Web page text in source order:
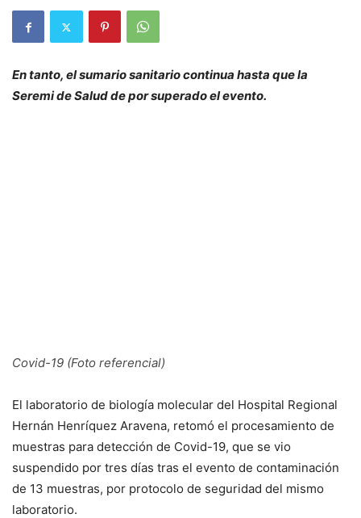
En tanto, el sumario sanitario continua hasta que la
Seremi de Salud de por superado el evento.
Covid-19 (Foto referencial)
El laboratorio de biología molecular del Hospital Regional
Hernán Henríquez Aravena, retomó el procesamiento de
muestras para detección de Covid-19, que se vio
suspendido por tres días tras el evento de contaminación
de 13 muestras, por protocolo de seguridad del mismo
laboratorio.